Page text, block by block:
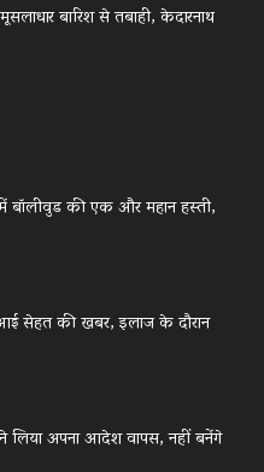
बारिश से तबाही, केदारनाथ
में बॉलीवुड की एक और महान हस्ती,
सेहत की खबर, इलाज के दौरान
लिया अपना आदेश वापस, नहीं बनेंगे